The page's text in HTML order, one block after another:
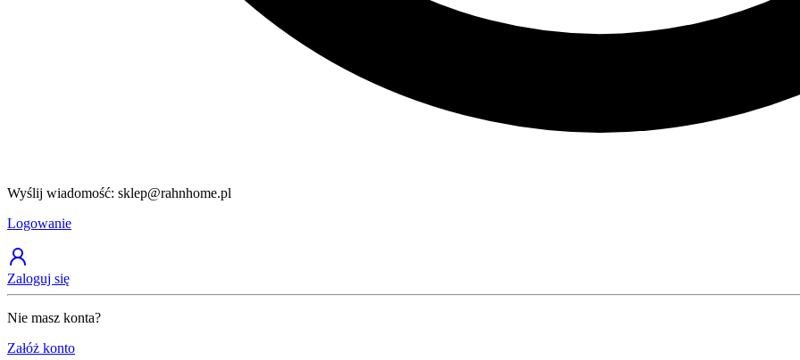
Wyślij wiadomość: sklep@rahnhome.pl
Logowanie
Zaloguj się
Nie masz konta?
Załóż konto